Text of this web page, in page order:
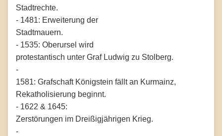
Stadtrechte.
- 1481: Erweiterung der
Stadtmauern.
- 1535: Oberursel wird
protestantisch unter Graf Ludwig zu Stolberg.
-
1581: Grafschaft Königstein fällt an Kurmainz,
Rekatholisierung beginnt.
- 1622 & 1645:
Zerstörungen im Dreißigjährigen Krieg.
-